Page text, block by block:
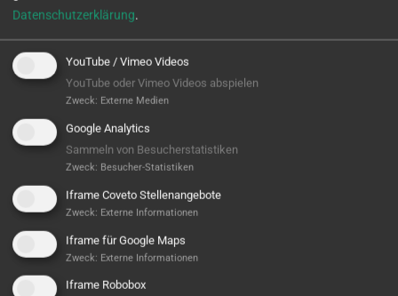
Bauteile in unterschiedlichen Größen müssen
eine zentrale Automation für 2…
WEITERLESEN
Datenschutzerklärung.
YouTube / Vimeo Videos
YouTube oder Vimeo Videos abspielen
Zweck: Externe Medien
Google Analytics
Sammeln von Besucherstatistiken
Zweck: Besucher-Statistiken
Iframe Coveto Stellenangebote
Zweck: Externe Informationen
Iframe für Google Maps
Zweck: Externe Informationen
Iframe Robobox